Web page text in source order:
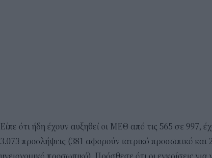
Είπε ότι ήδη έχουν αυξηθεί οι ΜΕΘ από τις 565 σε 997,
3.073 προσλήψεις (381 αφορούν ιατρικό προσωπικό και